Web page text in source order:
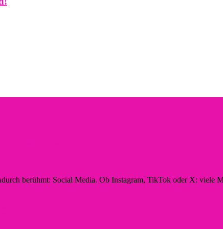
berühmt: Social Media. Ob Instagram, TikTok oder X: viele